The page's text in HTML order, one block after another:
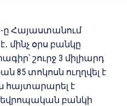
ը Հայաստանում
մինչ օրս բանկը
շուրջ 3 միլիարդ
85 տոկոսն ուղղվել է
հայտարարել է
բանկի